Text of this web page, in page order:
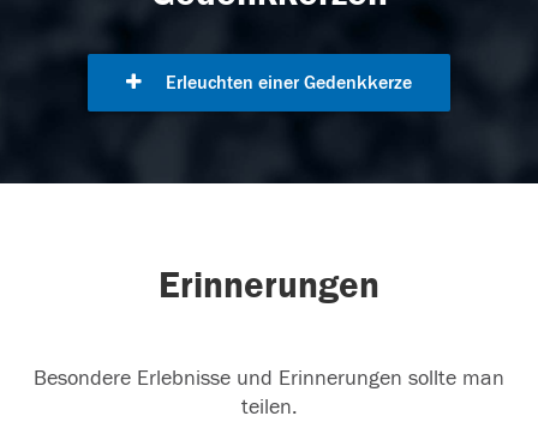
Erleuchten einer Gedenkkerze
Erinnerungen
Besondere Erlebnisse und Erinnerungen sollte man
teilen.